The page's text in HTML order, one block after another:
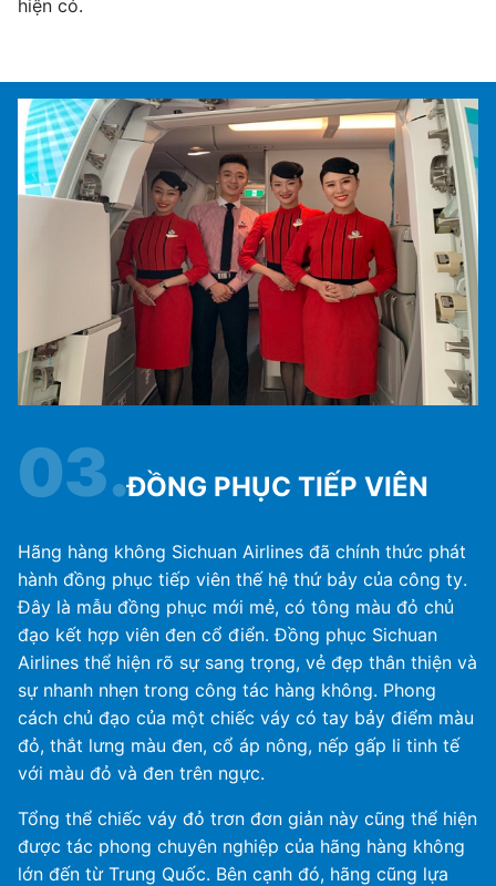
hiện có.
03.ĐỒNG PHỤC TIẾP VIÊN
Hãng hàng không Sichuan Airlines đã chính thức phát
hành đồng phục tiếp viên thế hệ thứ bảy của công ty.
Đây là mẫu đồng phục mới mẻ, có tông màu đỏ chủ
đạo kết hợp viên đen cổ điển. Đồng phục Sichuan
Airlines thể hiện rõ sự sang trọng, vẻ đẹp thân thiện và
sự nhanh nhẹn trong công tác hàng không. Phong
cách chủ đạo của một chiếc váy có tay bảy điểm màu
đỏ, thắt lưng màu đen, cổ áp nông, nếp gấp li tinh tế
với màu đỏ và đen trên ngực.
Tổng thể chiếc váy đỏ trơn đơn giản này cũng thể hiện
được tác phong chuyên nghiệp của hãng hàng không
lớn đến từ Trung Quốc. Bên cạnh đó, hãng cũng lựa